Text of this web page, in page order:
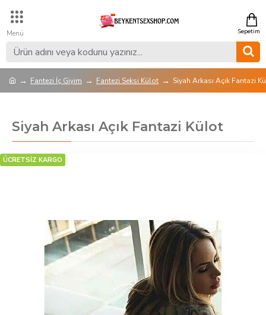
Fantezi İç Giyim Fantezi Seksi Külot Siyah Arkası Açık Fantazi
Siyah Arkası Açık Fantazi Külot
ÜCRETSİZ KARGO